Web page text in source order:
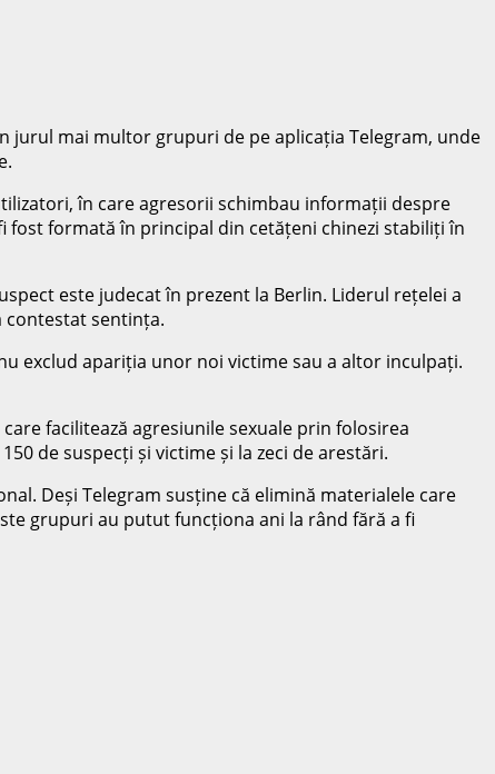
jurul mai multor grupuri de pe aplicația Telegram, unde
în care agresorii schimbau informații despre
fost formată în principal din cetățeni chinezi stabiliți în
este judecat în prezent la Berlin. Liderul rețelei a
contestat sentința.
exclud apariția unor noi victime sau a altor inculpați.
facilitează agresiunile sexuale prin folosirea
de suspecți și victime și la zeci de arestări.
Deși Telegram susține că elimină materialele care
grupuri au putut funcționa ani la rând fără a fi